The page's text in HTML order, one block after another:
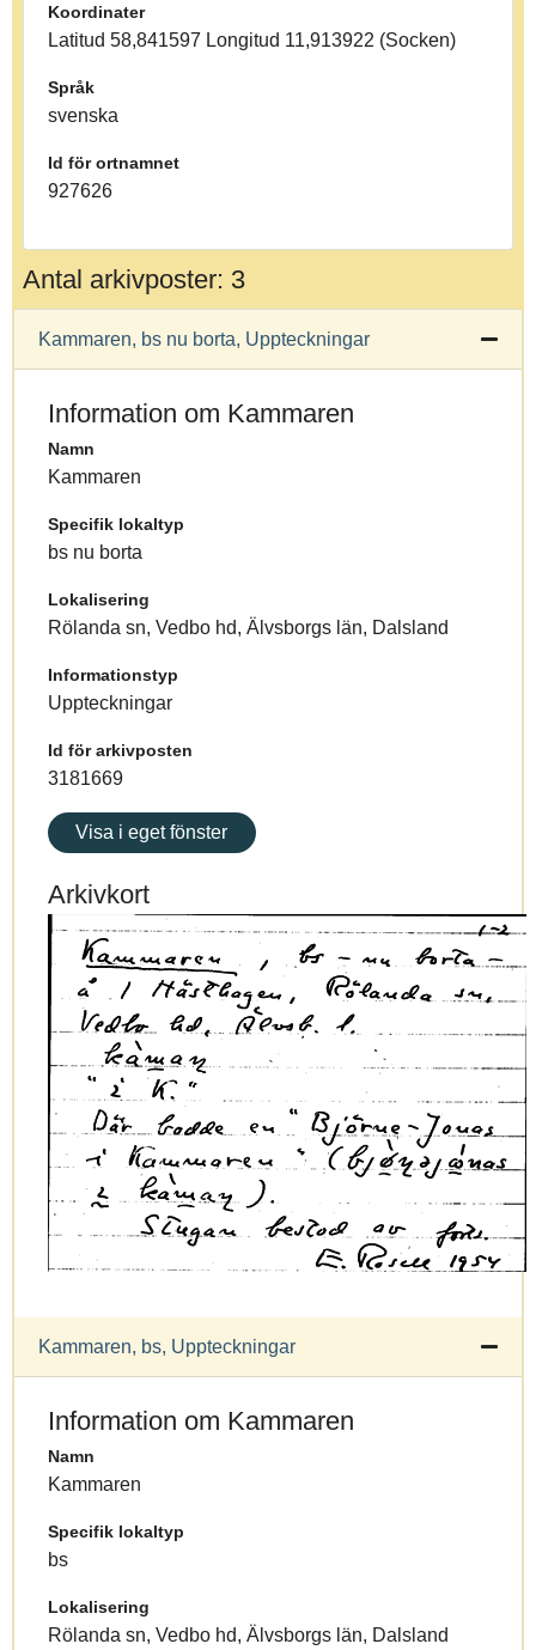
Koordinater
Latitud 58,841597 Longitud 11,913922 (Socken)
Språk
svenska
Id för ortnamnet
927626
Antal arkivposter: 3
Kammaren, bs nu borta, Uppteckningar
Information om Kammaren
Namn
Kammaren
Specifik lokaltyp
bs nu borta
Lokalisering
Rölanda sn, Vedbo hd, Älvsborgs län, Dalsland
Informationstyp
Uppteckningar
Id för arkivposten
3181669
Visa i eget fönster
Arkivkort
Kammaren, bs, Uppteckningar
Information om Kammaren
Namn
Kammaren
Specifik lokaltyp
bs
Lokalisering
Rölanda sn, Vedbo hd, Älvsborgs län, Dalsland